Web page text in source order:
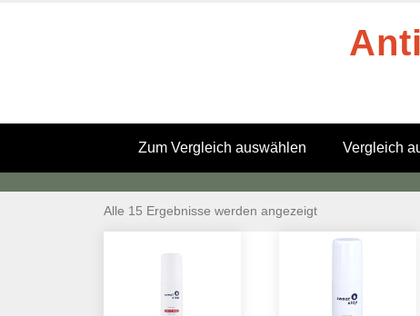
Zum Vergleich auswählen Vergleich
Alle 15 Ergebnisse werden angezeigt